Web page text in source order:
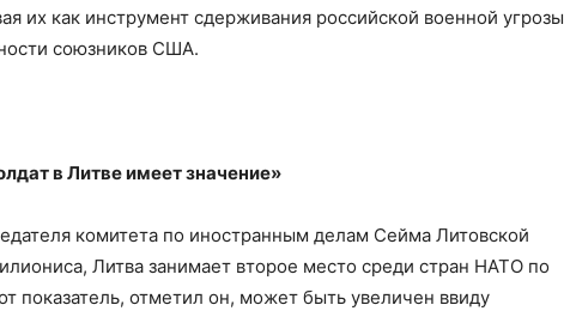
их как инструмент сдерживания российской военной угрозы
союзников США.
в Литве имеет значение»
комитета по иностранным делам Сейма Литовской
Литва занимает второе место среди стран НАТО по
показатель, отметил он, может быть увеличен ввиду